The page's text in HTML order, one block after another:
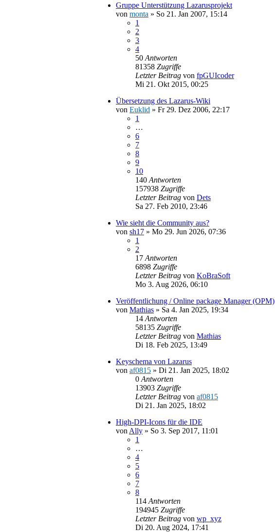
Gruppe Unterstützung Lazarusprojekt
von monta » So 21. Jan 2007, 15:14
1
2
3
4
50 Antworten
81358 Zugriffe
Letzter Beitrag von fpGUIcoder
Mi 21. Okt 2015, 00:25
Übersetzung des Lazarus-Wiki
von Euklid » Fr 29. Dez 2006, 22:17
1
…
6
7
8
9
10
140 Antworten
157938 Zugriffe
Letzter Beitrag von Dets
Sa 27. Feb 2010, 23:46
Wie sieht die Community aus?
von sh17 » Mo 29. Jun 2026, 07:36
1
2
17 Antworten
6898 Zugriffe
Letzter Beitrag von KoBraSoft
Mo 3. Aug 2026, 06:10
Veröffentlichung / Online package Manager (OPM)
von Mathias » Sa 4. Jan 2025, 19:34
14 Antworten
58135 Zugriffe
Letzter Beitrag von Mathias
Di 18. Feb 2025, 13:49
Keyschema von Lazarus
von af0815 » Di 21. Jan 2025, 18:02
0 Antworten
13903 Zugriffe
Letzter Beitrag von af0815
Di 21. Jan 2025, 18:02
High-DPI-Icons für die IDE
von Ally » So 3. Sep 2017, 11:01
1
…
4
5
6
7
8
114 Antworten
194945 Zugriffe
Letzter Beitrag von wp_xyz
Di 20. Aug 2024, 17:41